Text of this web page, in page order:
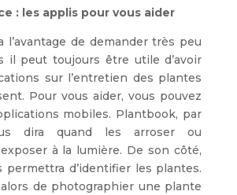
: les applis pour vous aider
l’avantage de demander très peu
il peut toujours être utile d’avoir
sur l’entretien des plantes
Pour vous aider, vous pouvez
mobiles. Plantbook, par
dira quand les arroser ou
à la lumière. De son côté,
permettra d’identifier les plantes.
de photographier une plante